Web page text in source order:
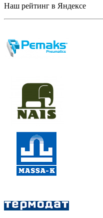
Наш рейтинг в Яндексе